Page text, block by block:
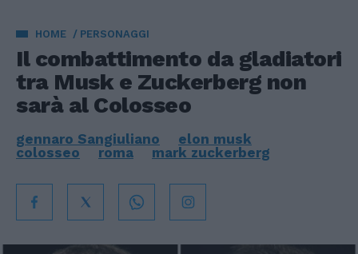
HOME PERSONAGGI
Il combattimento da gladiatori
tra Musk e Zuckerberg non
sarà al Colosseo
gennaro Sangiuliano
elon musk
colosseo
roma mark zuckerberg